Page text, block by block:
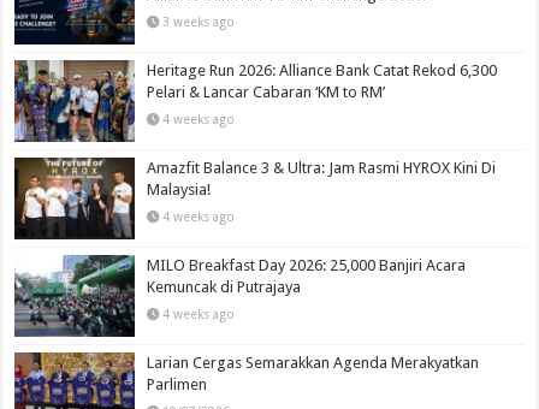
3 weeks ago
Heritage Run 2026: Alliance Bank Catat Rekod 6,300
Pelari & Lancar Cabaran ‘KM to RM’
4 weeks ago
Amazfit Balance 3 & Ultra: Jam Rasmi HYROX Kini Di
Malaysia!
4 weeks ago
MILO Breakfast Day 2026: 25,000 Banjiri Acara
Kemuncak di Putrajaya
4 weeks ago
Larian Cergas Semarakkan Agenda Merakyatkan
Parlimen